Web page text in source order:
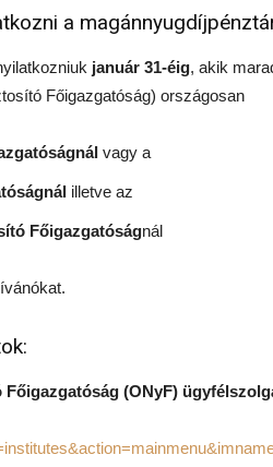
a
január 31-éig, akik
Főigazgatóság) országosan
vagy a
illetve az
Főigazgatóságnál
(ONyF)